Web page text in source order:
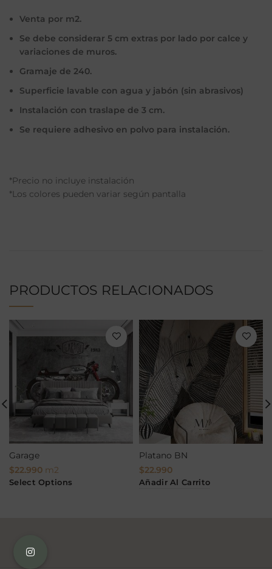
Venta por m2.
Se debe considerar 5 cm extras por lado por calce y
variaciones de muros.
Gramaje de 240.
Superficie lavable con agua y jabón (sin abrasivos)
Instalación con traslape de 3 cm.
Se requiere adhesivo en polvo para instalación.
*Precio no incluye instalación
*Los colores pueden variar según pantalla
PRODUCTOS RELACIONADOS
Garage
$22.990 m2
Select Options
Platano BN
$22.990
Añadir Al Carrito